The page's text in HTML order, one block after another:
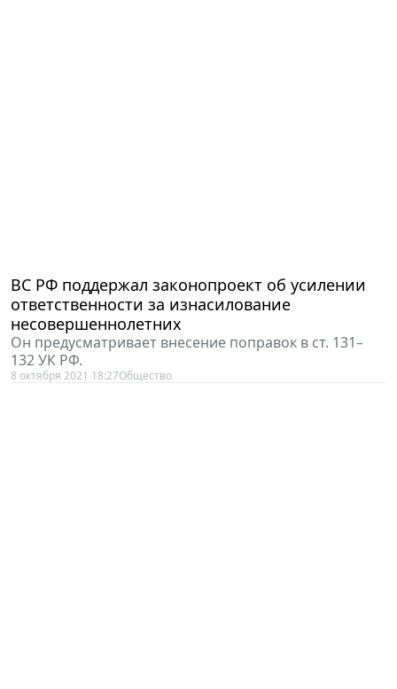
ВС РФ поддержал законопроект об усилении
ответственности за изнасилование
несовершеннолетних
Он предусматривает внесение поправок в ст. 131–
132 УК РФ.
8 октября 2021 18:27Общество